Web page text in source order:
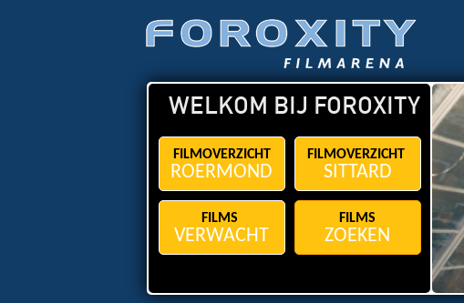
WELKOM BIJ FOROXITY
FILMOVERZICHT
ROERMOND
FILMOVERZICHT
SITTARD
FILMS
VERWACHT
FILMS
ZOEKEN